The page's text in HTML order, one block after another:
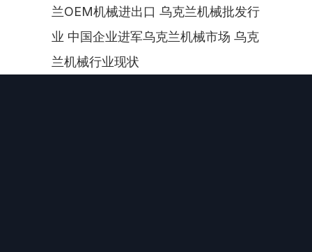
兰OEM机械进出口 乌克兰机械批发行
业 中国企业进军乌克兰机械市场 乌克
兰机械行业现状